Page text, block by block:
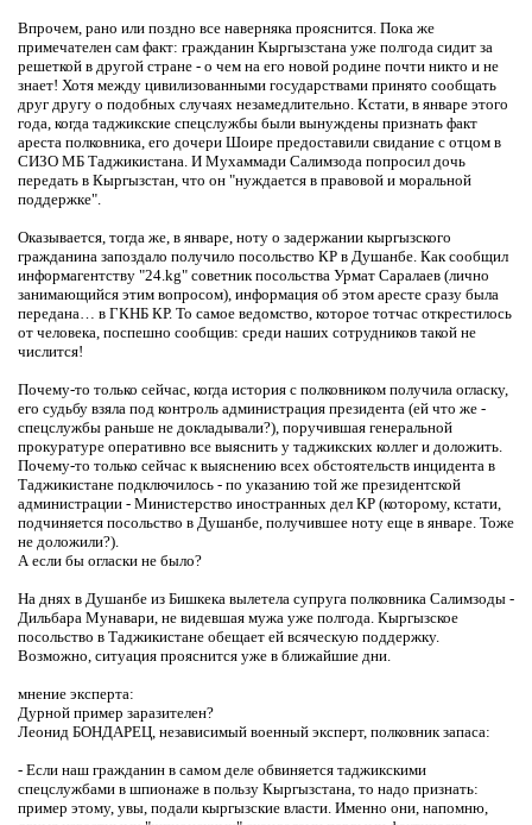
Впрочем, рано или поздно все наверняка прояснится. Пока же
примечателен сам факт: гражданин Кыргызстана уже полгода сидит за
решеткой в другой стране - о чем на его новой родине почти никто и не
знает! Хотя между цивилизованными государствами принято сообщать
друг другу о подобных случаях незамедлительно. Кстати, в январе этого
года, когда таджикские спецслужбы были вынуждены признать факт
ареста полковника, его дочери Шоире предоставили свидание с отцом в
СИЗО МБ Таджикистана. И Мухаммади Салимзода попросил дочь
передать в Кыргызстан, что он "нуждается в правовой и моральной
поддержке".
Оказывается, тогда же, в январе, ноту о задержании кыргызского
гражданина запоздало получило посольство КР в Душанбе. Как сообщил
информагентству "24.kg" советник посольства Урмат Саралаев (лично
занимающийся этим вопросом), информация об этом аресте сразу была
передана… в ГКНБ КР. То самое ведомство, которое тотчас открестилось
от человека, поспешно сообщив: среди наших сотрудников такой не
числится!
Почему-то только сейчас, когда история с полковником получила огласку,
его судьбу взяла под контроль администрация президента (ей что же -
спецслужбы раньше не докладывали?), поручившая генеральной
прокуратуре оперативно все выяснить у таджикских коллег и доложить.
Почему-то только сейчас к выяснению всех обстоятельств инцидента в
Таджикистане подключилось - по указанию той же президентской
администрации - Министерство иностранных дел КР (которому, кстати,
подчиняется посольство в Душанбе, получившее ноту еще в январе. Тоже
не доложили?).
А если бы огласки не было?
На днях в Душанбе из Бишкека вылетела супруга полковника Салимзоды -
Дильбара Мунавари, не видевшая мужа уже полгода. Кыргызское
посольство в Таджикистане обещает ей всяческую поддержку.
Возможно, ситуация прояснится уже в ближайшие дни.
мнение эксперта:
Дурной пример заразителен?
Леонид БОНДАРЕЦ, независимый военный эксперт, полковник запаса:
- Если наш гражданин в самом деле обвиняется таджикскими
спецслужбами в шпионаже в пользу Кыргызстана, то надо признать:
пример этому, увы, подали кыргызские власти. Именно они, напомню,